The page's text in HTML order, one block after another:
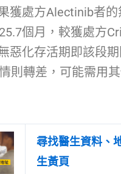
獲處方Alectinib者的
個月，較獲處方
惡化存活期即該段
則轉差，可能需用
尋找醫生資料、
生黃頁